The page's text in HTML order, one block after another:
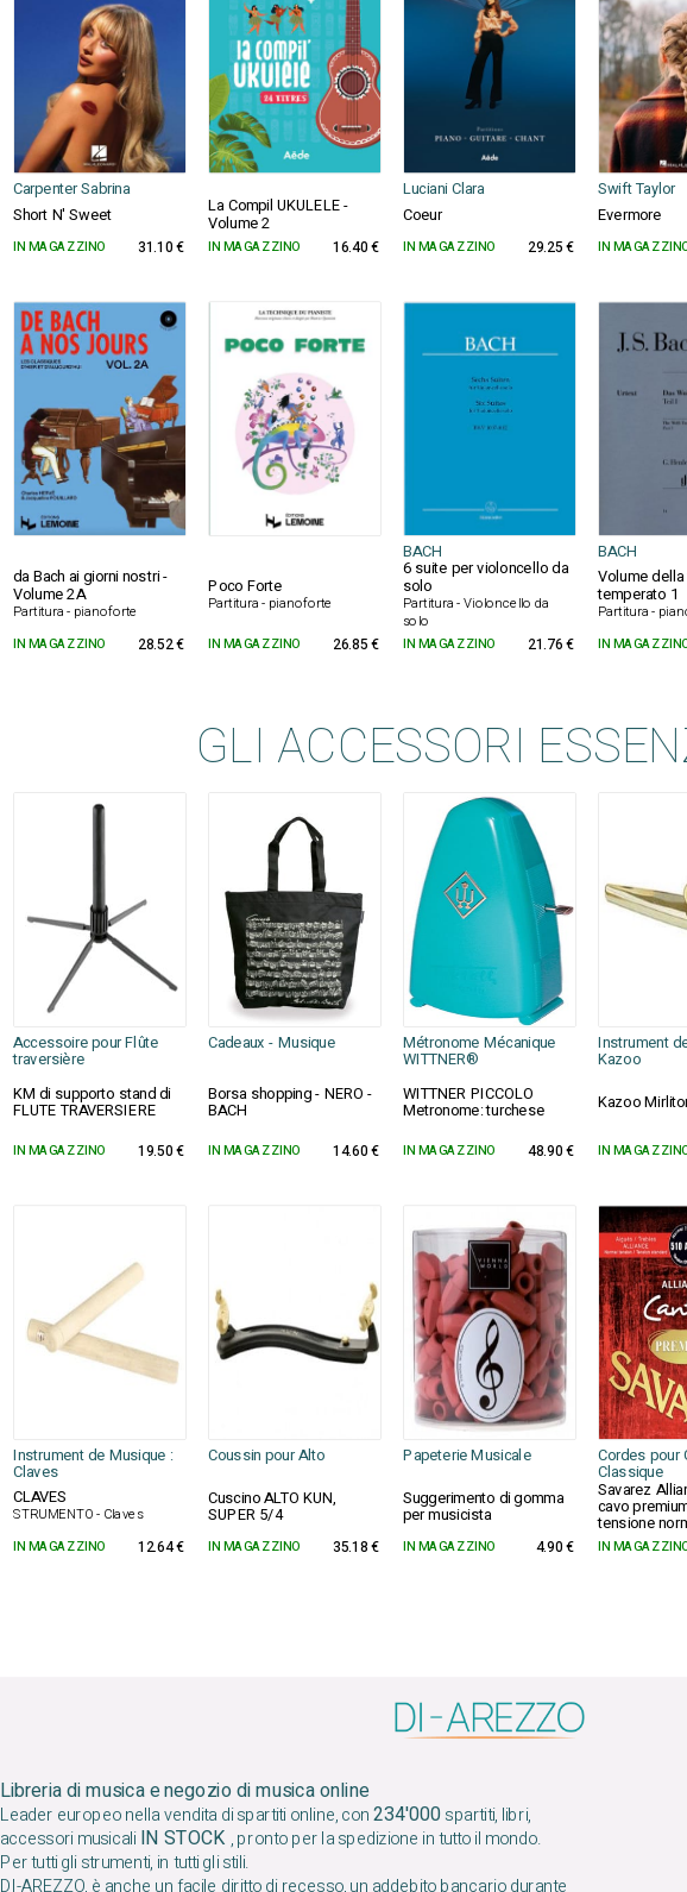
Carpenter Sabrina Luciani Clara Swift Taylor
Short N' Sweet La Compil UKULELE -
Volume 2 Coeur Evermore
IN MAGAZZINO 31.10 € IN MAGAZZINO 16.40 € IN MAGAZZINO 29.25 € IN
BACH BACH
da Bach ai giorni nostri -
Volume 2A
Partitura - pianoforte
Poco Forte
Partitura - pianoforte
6 suite per violoncello da
solo
Partitura - Violoncello da
solo
Volume
temperato 1
Partitura -
IN MAGAZZINO 28.52 € IN MAGAZZINO 26.85 € IN MAGAZZINO 21.76 € IN
GLI ACCESSORI
Accessoire pour Flûte
traversière
Cadeaux - Musique Métronome Mécanique
WITTNER®
Instrument
Kazoo
KM di supporto stand di
FLUTE TRAVERSIERE
Borsa shopping - NERO -
BACH
WITTNER PICCOLO
Metronome: turchese Kazoo
IN MAGAZZINO 19.50 € IN MAGAZZINO 14.60 € IN MAGAZZINO 48.90 € IN
Instrument de Musique :
Claves
Coussin pour Alto Papeterie Musicale Cordes pour
Classique
CLAVES
STRUMENTO - Claves
Cuscino ALTO KUN,
SUPER 5/4
Suggerimento di gomma
per musicista
Savarez
cavo
tensione
IN MAGAZZINO 12.64 € IN MAGAZZINO 35.18 € IN MAGAZZINO 4.90 € IN
Libreria di musica e negozio di musica online
Leader europeo nella vendita di spartiti online, con234'000spartiti, libri,
accessori musicaliIN STOCK , pronto per la spedizione in tutto il mondo.
Per tutti gli strumenti, in tutti gli stili.
DI-AREZZO, è anche un facile diritto di recesso, un addebito bancario durante